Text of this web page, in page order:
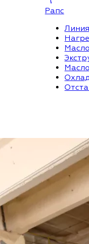
Рапс